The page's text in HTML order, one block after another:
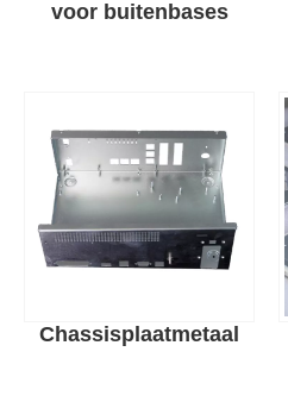
voor buitenbases
Chassisplaatmetaal